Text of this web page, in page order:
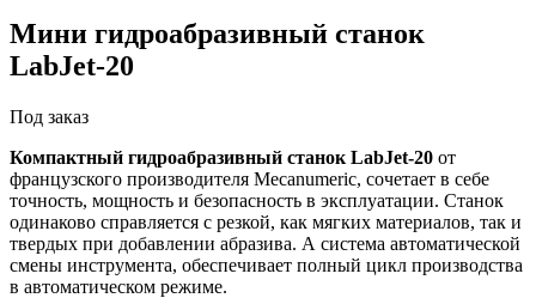
Мини гидроабразивный станок
LabJet-20
Под заказ
Компактный гидроабразивный станок LabJet-20 от
французского производителя Mecanumeric, сочетает в себе
точность, мощность и безопасность в эксплуатации. Станок
одинаково справляется с резкой, как мягких материалов, так и
твердых при добавлении абразива. А система автоматической
смены инструмента, обеспечивает полный цикл производства
в автоматическом режиме.